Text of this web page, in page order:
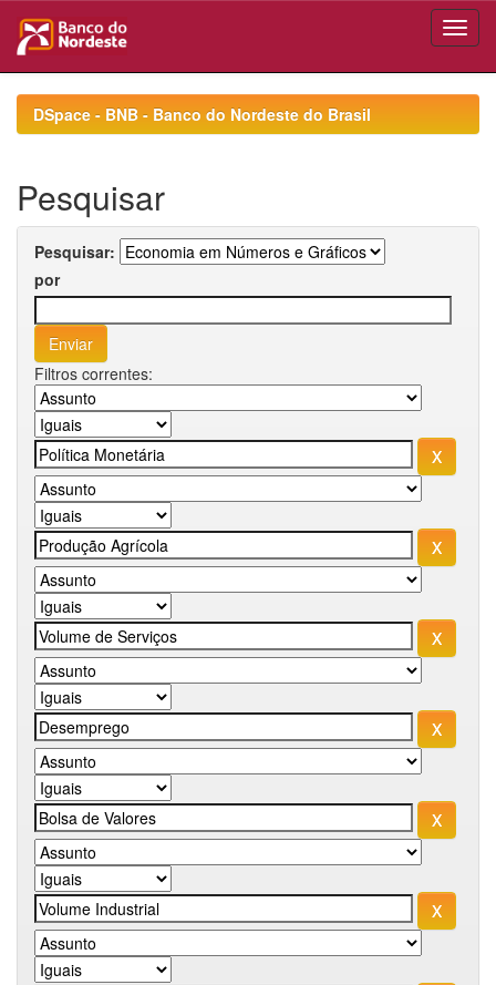
navigationDSpace - BNB - Banco do Nordeste do Brasil
Pesquisar
Pesquisar:
por
Filtros correntes: